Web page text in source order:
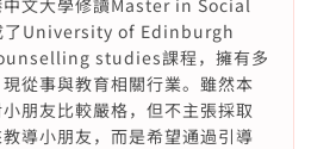
中文大學修讀Master in Social
了University of Edinburgh
studies課程，擁有多
從事與教育相關行業。雖然本
朋友比較嚴格，但不主張採取
導小朋友，而是希望通過引導